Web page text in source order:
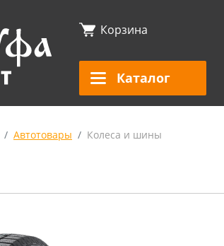
Корзина
Каталог
Автотовары Колеса и шины